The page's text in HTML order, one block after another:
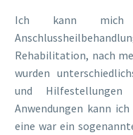
Ich kann
Rehabilitation, nach
wurden
und
Anwendungen kann
eine war ein